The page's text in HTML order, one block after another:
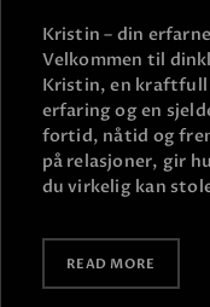
Kristin – din
Velkommen til
Kristin, en
erfaring og en
fortid, nåtid og
på relasjoner, gir
du virkelig kan
READ MORE